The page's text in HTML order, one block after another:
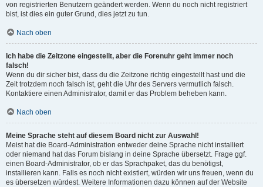
von registrierten Benutzern geändert werden. Wenn du noch nicht registriert
bist, ist dies ein guter Grund, dies jetzt zu tun.
Nach oben
Ich habe die Zeitzone eingestellt, aber die Forenuhr geht immer noch
falsch!
Wenn du dir sicher bist, dass du die Zeitzone richtig eingestellt hast und die
Zeit trotzdem noch falsch ist, geht die Uhr des Servers vermutlich falsch.
Kontaktiere einen Administrator, damit er das Problem beheben kann.
Nach oben
Meine Sprache steht auf diesem Board nicht zur Auswahl!
Meist hat die Board-Administration entweder deine Sprache nicht installiert
oder niemand hat das Forum bislang in deine Sprache übersetzt. Frage ggf.
einen Board-Administrator, ob er das Sprachpaket, das du benötigst,
installieren kann. Falls es noch nicht existiert, würden wir uns freuen, wenn du
es übersetzen würdest. Weitere Informationen dazu können auf der Website